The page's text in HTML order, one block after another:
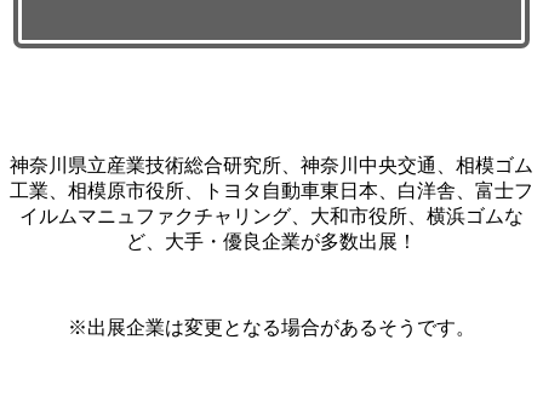
神奈川県立産業技術総合研究所、神奈川中央交通、相模ゴム
工業、相模原市役所、トヨタ自動車東日本、白洋舎、富士フ
イルムマニュファクチャリング、大和市役所、横浜ゴムな
ど、大手・優良企業が多数出展！
※出展企業は変更となる場合があるそうです。